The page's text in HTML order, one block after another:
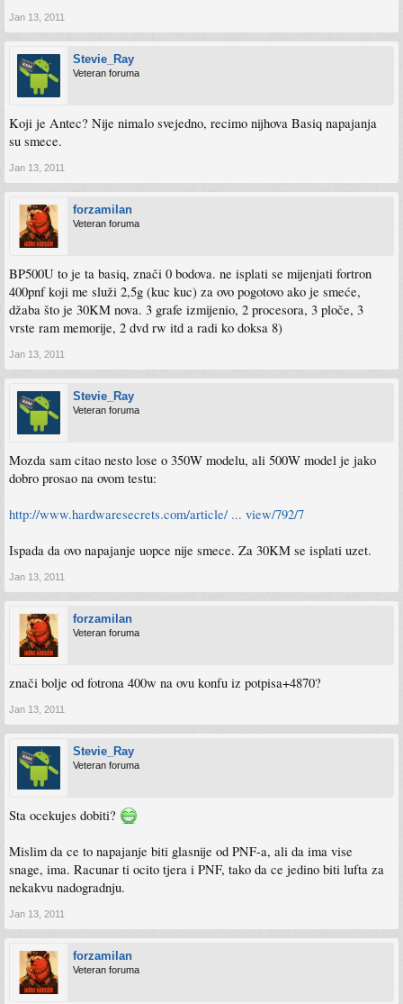
Jan 13, 2011
Stevie_Ray
Veteran foruma
Koji je Antec? Nije nimalo svejedno, recimo nijhova Basiq napajanja
su smece.
Jan 13, 2011
forzamilan
Veteran foruma
BP500U to je ta basiq, znači 0 bodova. ne isplati se mijenjati fortron
400pnf koji me služi 2,5g (kuc kuc) za ovo pogotovo ako je smeće,
džaba što je 30KM nova. 3 grafe izmijenio, 2 procesora, 3 ploče, 3
vrste ram memorije, 2 dvd rw itd a radi ko doksa 8)
Jan 13, 2011
Stevie_Ray
Veteran foruma
Mozda sam citao nesto lose o 350W modelu, ali 500W model je jako
dobro prosao na ovom testu:
http://www.hardwaresecrets.com/article/ ... view/792/7
Ispada da ovo napajanje uopce nije smece. Za 30KM se isplati uzet.
Jan 13, 2011
forzamilan
Veteran foruma
znači bolje od fotrona 400w na ovu konfu iz potpisa+4870?
Jan 13, 2011
Stevie_Ray
Veteran foruma
Sta ocekujes dobiti?
Mislim da ce to napajanje biti glasnije od PNF-a, ali da ima vise
snage, ima. Racunar ti ocito tjera i PNF, tako da ce jedino biti lufta za
nekakvu nadogradnju.
Jan 13, 2011
forzamilan
Veteran foruma